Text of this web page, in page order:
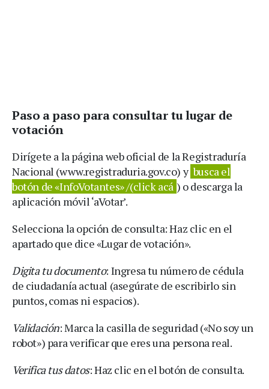
Paso a paso para consultar tu lugar de
votación
Dirígete a la página web oficial de la Registraduría
Nacional (www.registraduria.gov.co) y busca el
botón de «InfoVotantes» /(click acá ) o descarga la
aplicación móvil ‘aVotar’.
Selecciona la opción de consulta: Haz clic en el
apartado que dice «Lugar de votación».
Digita tu documento: Ingresa tu número de cédula
de ciudadanía actual (asegúrate de escribirlo sin
puntos, comas ni espacios).
Validación: Marca la casilla de seguridad («No soy un
robot») para verificar que eres una persona real.
Verifica tus datos: Haz clic en el botón de consulta.